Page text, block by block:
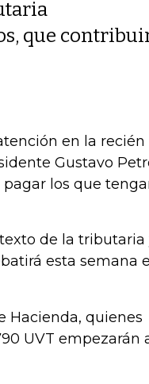
que
en la recién
Gustavo
los que
de la tributaria
esta semana
Hacienda, quienes
UVT empezarán